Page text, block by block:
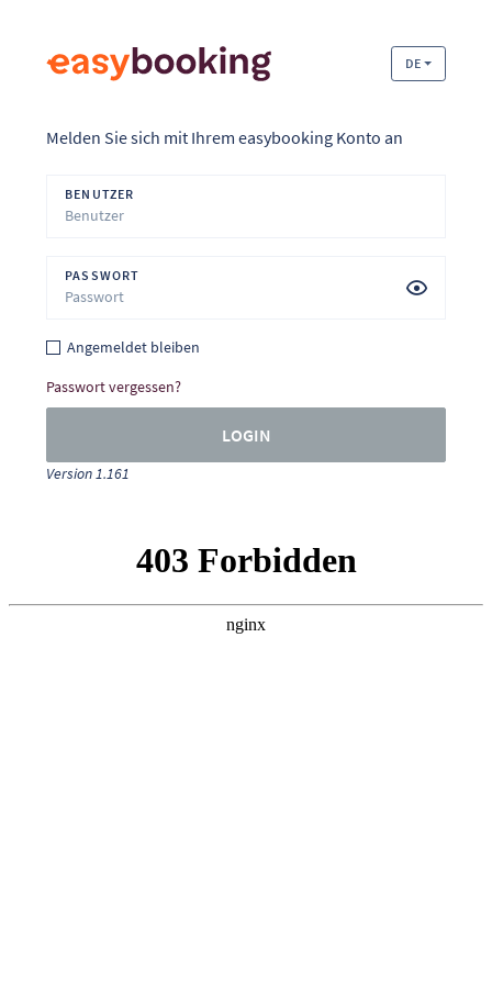
DE
Melden Sie sich mit Ihrem easybooking Konto an
BENUTZER
PASSWORT
Angemeldet bleiben
Passwort vergessen?
LOGIN
Version 1.161